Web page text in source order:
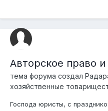
Авторское право
тема форума создал
хозяйственные
Господа юристы, с